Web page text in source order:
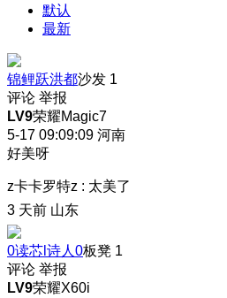
默认
最新
锦鲤跃洪都沙发 1
评论 举报
LV9荣耀Magic7
5-17 09:09:09 河南
好美呀
z卡卡罗特z : 太美了
3 天前 山东
0读芯l诗人0板凳 1
评论 举报
LV9荣耀X60i